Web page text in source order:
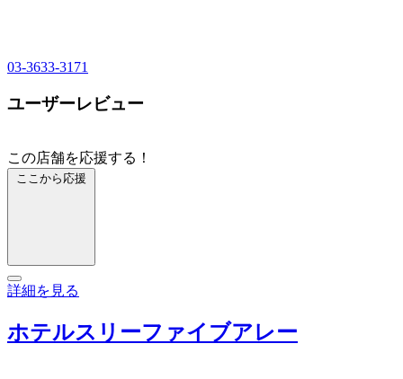
03-3633-3171
ユーザーレビュー
この店舗を応援する！
ここから応援
詳細を見る
ホテルスリーファイブアレー